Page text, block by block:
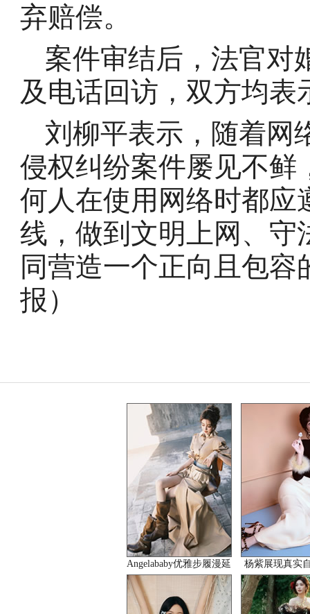
弃赔偿。
案件审结后，法官对
及电话回访，双方均
刘柳平表示，随着网
侵权纠纷案件屡见不鲜
何人在使用网络时都应
线，做到文明上网、守
同营造一个正向且包
报）
Angelababy优雅步履漫延 杨紫展现真实